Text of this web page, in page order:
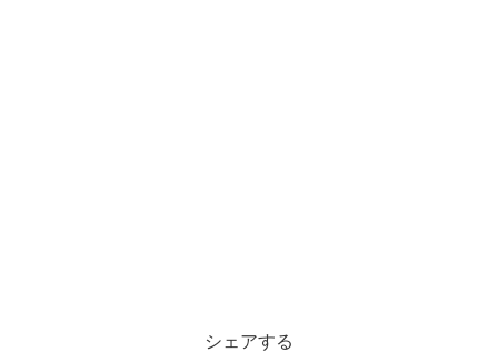
シェアする